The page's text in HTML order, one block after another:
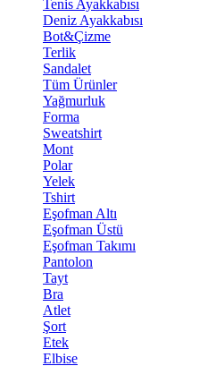
Tenis Ayakkabısı
Deniz Ayakkabısı
Bot&Çizme
Terlik
Sandalet
Tüm Ürünler
Yağmurluk
Forma
Sweatshirt
Mont
Polar
Yelek
Tshirt
Eşofman Altı
Eşofman Üstü
Eşofman Takımı
Pantolon
Tayt
Bra
Atlet
Şort
Etek
Elbise